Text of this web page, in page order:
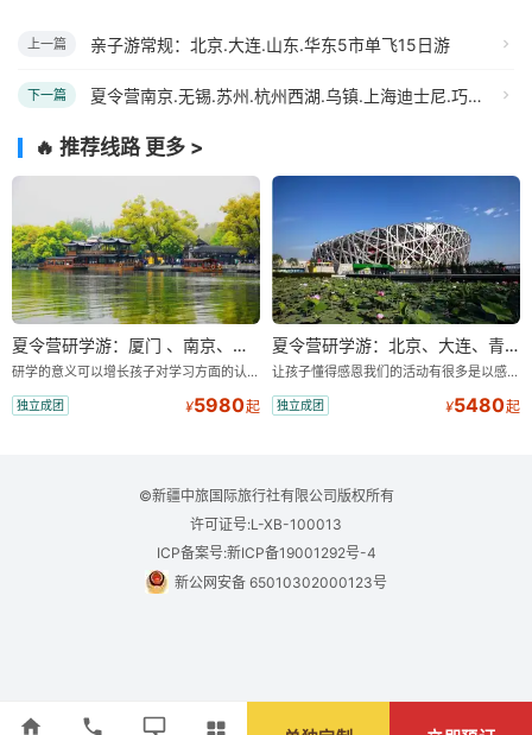
上一篇 亲子游常规：北京.大连.山东.华东5市单飞15日游
下一篇 夏令营南京.无锡.苏州.杭州西湖.乌镇.上海迪士尼.巧克力工厂嗨翻迪士尼高端2飞7日
🔥 推荐线路 更多 >
夏令营研学游：厦门 、南京、苏州、杭州、上海单飞14日
研学的意义可以增长孩子对学习方面的认知和探索能力，激发孩子的学习欲望和求知欲。感受美景，享受美食，地域风情带给我们不一样的感受，领会大自然的鬼斧神工，增加见识。了解不同地区文化，感受多文化，多习俗的熏陶，培养文化素质高的学生。
独立成团 ¥5980起
夏令营研学游：北京、大连、青岛、济南单飞11日
让孩子懂得感恩我们的活动有很多是以感恩为主题的，比如风雨人生路”、信任感恩晚会”等，在老师一步一步的引导下，孩子内心都会有很大的触动，老师也会教会他们换位思考，体会父母亲的不易，慢慢地学会了感恩的心态，珍惜现在的生活，以往很多孩子参加完活动回到家后，家长都反映孩子懂事了很多，每天回家后都会为我主动倒水等等。
独立成团 ¥5480起
©新疆中旅国际旅行社有限公司版权所有
许可证号:L-XB-100013
ICP备案号:新ICP备19001292号-4
新公网安备 65010302000123号